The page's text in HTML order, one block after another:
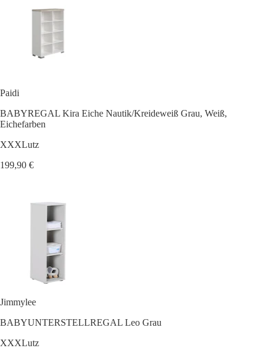
Paidi
BABYREGAL Kira Eiche Nautik/Kreideweiß Grau, Weiß,
Eichefarben
XXXLutz
199,90 €
Jimmylee
BABYUNTERSTELLREGAL Leo Grau
XXXLutz